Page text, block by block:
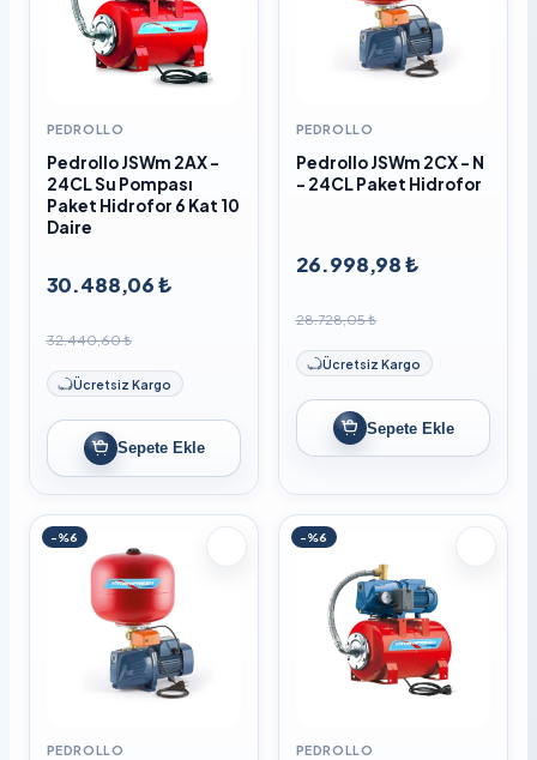
PEDROLLO
Pedrollo JSWm 2AX -
24CL Su Pompası
Paket Hidrofor 6 Kat 10
Daire
30.488,06 ₺
32.440,60 ₺
Ücretsiz Kargo
Sepete Ekle
PEDROLLO
Pedrollo JSWm 2CX - N
- 24CL Paket Hidrofor
26.998,98 ₺
28.728,05 ₺
Ücretsiz Kargo
Sepete Ekle
-%6
PEDROLLO
-%6
PEDROLLO